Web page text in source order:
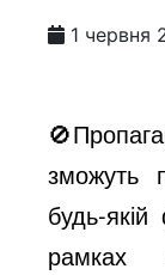
1 червня
зможуть
будь-
рамках